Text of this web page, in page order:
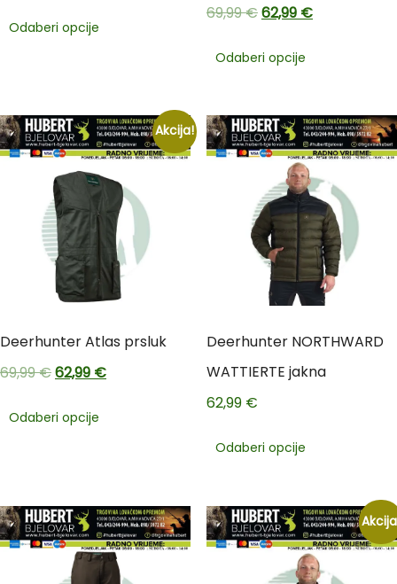
Odaberi opcije
69,99€62,99 €
Odaberi opcije
Akcija!
Deerhunter Atlas prsluk
69,99€62,99 €
Odaberi opcije
Deerhunter NORTHWARD
WATTIERTE jakna
62,99 €
Odaberi opcije